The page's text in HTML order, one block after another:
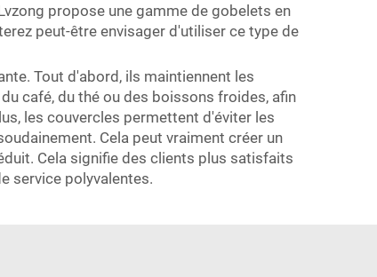
propose une gamme de gobelets en
peut-être envisager d'utiliser ce type de
Tout d'abord, ils maintiennent les
café, du thé ou des boissons froides, afin
les couvercles permettent d'éviter les
Cela peut vraiment créer un
Cela signifie des clients plus satisfaits
service polyvalentes.